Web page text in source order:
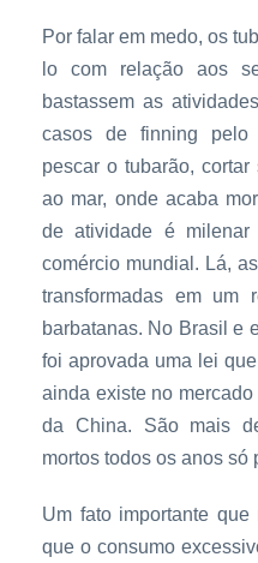
Por falar em medo, os
lo com relação aos
bastassem as
casos de finning pelo
pescar o tubarão,
ao mar, onde acaba
de atividade é milenar
comércio mundial. Lá,
transformadas em um
barbatanas. No Brasil e
foi aprovada uma lei
ainda existe no
da China. São mais
mortos todos os anos só
Um fato importante
que o consumo